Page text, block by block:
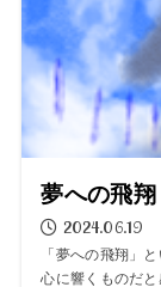
夢への飛
2024.06.19
「夢への飛翔」
心に響くものだ